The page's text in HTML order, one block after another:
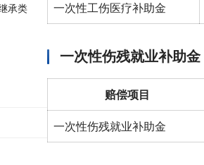
一次性工伤医疗补助金
一次性伤残就业补助金
赔偿项目
一次性伤残就业补助金
承类